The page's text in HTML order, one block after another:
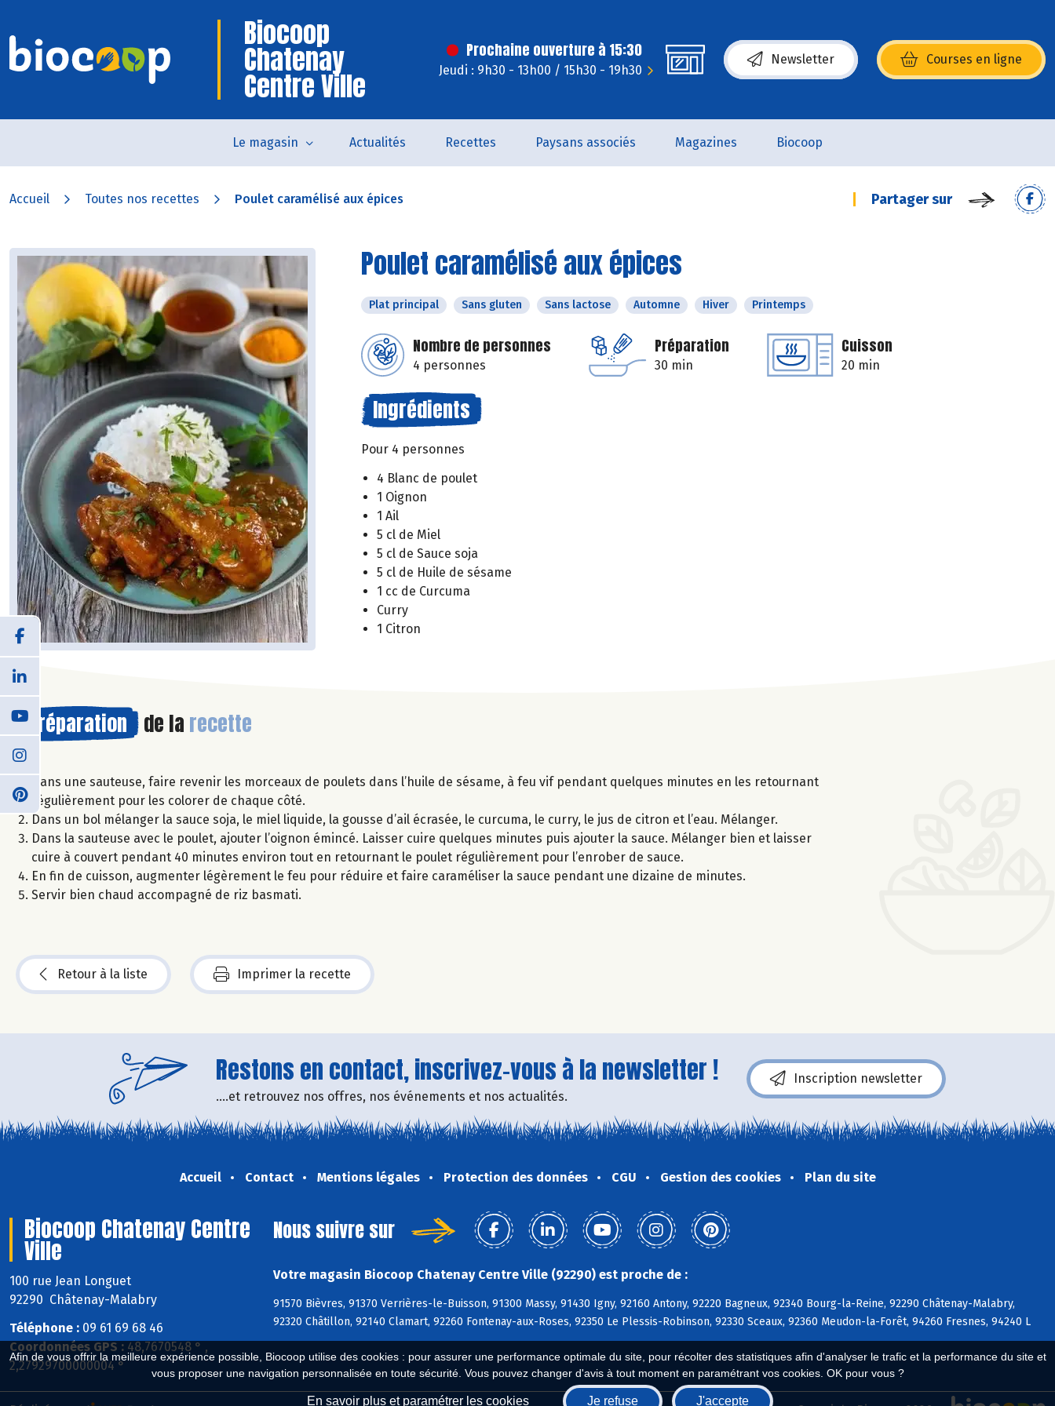
Afin de vous offrir la meilleure expérience possible, Biocoop utilise des cookies : pour assurer une performance optimale du site, pour récolter des statistiques afin d'analyser le trafic et la performance du site et
vous proposer une navigation personnalisée en toute sécurité. Vous pouvez changer d'avis à tout moment en paramétrant vos cookies. OK pour vous ?
En savoir plus et paramétrer les cookies Je refuse J'accepte
Biocoop
Chatenay
Centre Ville
Prochaine ouverture à 15:30
Jeudi : 9h30 - 13h00 / 15h30 - 19h30
Newsletter Courses en ligne
(s’ouvre dans une nouvelle fenêtre)
Le magasin Actualités Recettes Paysans associés Magazines Biocoop
Accueil Toutes nos recettes Poulet caramélisé aux épices Partager sur
Poulet caramélisé aux épices
Plat principal Sans gluten Sans lactose Automne Hiver Printemps
Nombre de personnes
4 personnes
Préparation
30 min
Cuisson
20 min
Ingrédients
Pour 4 personnes
4 Blanc de poulet
1 Oignon
1 Ail
5 cl de Miel
5 cl de Sauce soja
5 cl de Huile de sésame
1 cc de Curcuma
Curry
1 Citron
Préparation de la recette
Dans une sauteuse, faire revenir les morceaux de poulets dans l’huile de sésame, à feu vif pendant quelques minutes en les retournant
régulièrement pour les colorer de chaque côté.
Dans un bol mélanger la sauce soja, le miel liquide, la gousse d’ail écrasée, le curcuma, le curry, le jus de citron et l’eau. Mélanger.
Dans la sauteuse avec le poulet, ajouter l’oignon émincé. Laisser cuire quelques minutes puis ajouter la sauce. Mélanger bien et laisser
cuire à couvert pendant 40 minutes environ tout en retournant le poulet régulièrement pour l’enrober de sauce.
En fin de cuisson, augmenter légèrement le feu pour réduire et faire caraméliser la sauce pendant une dizaine de minutes.
Servir bien chaud accompagné de riz basmati.
Retour à la liste Imprimer la recette
Restons en contact, inscrivez-vous à la newsletter !
....et retrouvez nos offres, nos événements et nos actualités.
Inscription newsletter
Accueil Contact Mentions légales Protection des données CGU Gestion des cookies Plan du site
Biocoop Chatenay Centre
Ville
100 rue Jean Longuet
92290 Châtenay-Malabry
Téléphone : 09 61 69 68 46
Coordonnées GPS : 48,7670548 ° ,
2,27929700000004 °
Nous suivre sur
Votre magasin Biocoop Chatenay Centre Ville (92290) est proche de :
91570 Bièvres, 91370 Verrières-le-Buisson, 91300 Massy, 91430 Igny, 92160 Antony, 92220 Bagneux, 92340 Bourg-la-Reine, 92290 Châtenay-Malabry,
92320 Châtillon, 92140 Clamart, 92260 Fontenay-aux-Roses, 92350 Le Plessis-Robinson, 92330 Sceaux, 92360 Meudon-la-Forêt, 94260 Fresnes, 94240 L